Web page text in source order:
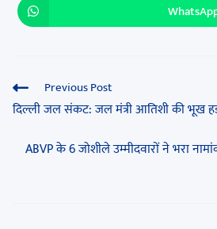
Previous Post
दिल्ली जल संकट: जल मंत्री आतिशी की भूख
ABVP के 6 जोशीले उम्मीदवारों ने भरा